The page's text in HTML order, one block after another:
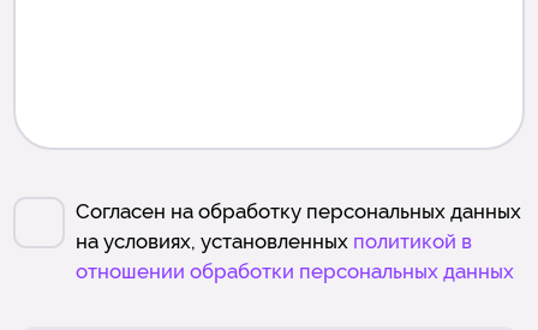
Согласен на обработку персональных данных
на условиях, установленных политикой в
отношении обработки персональных данных